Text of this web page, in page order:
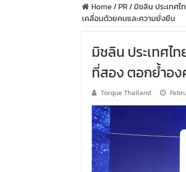
Home/ PR/ มิชลิน ประเทศ
เคลื่อนด้วยคนและความยั่งยืน
มิชลิน ประเทศไ
ที่สอง ตอกย้ำอ
Torque Thailand